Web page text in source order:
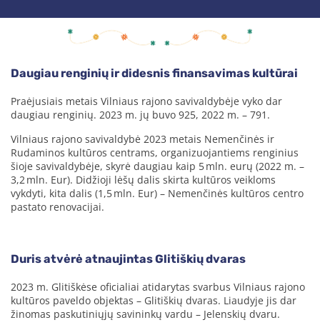
Daugiau renginių ir didesnis finansavimas kultūrai
Praėjusiais metais Vilniaus rajono savivaldybėje vyko dar
daugiau renginių. 2023 m. jų buvo 925, 2022 m. – 791.
Vilniaus rajono savivaldybė 2023 metais Nemenčinės ir
Rudaminos kultūros centrams, organizuojantiems renginius
šioje savivaldybėje, skyrė daugiau kaip 5 mln. eurų (2022 m. –
3,2 mln. Eur). Didžioji lėšų dalis skirta kultūros veikloms
vykdyti, kita dalis (1,5 mln. Eur) – Nemenčinės kultūros centro
pastato renovacijai.
Duris atvėrė atnaujintas Glitiškių dvaras
2023 m. Glitiškėse oficialiai atidarytas svarbus Vilniaus rajono
kultūros paveldo objektas – Glitiškių dvaras. Liaudyje jis dar
žinomas paskutiniųjų savininkų vardu – Jelenskių dvaru.